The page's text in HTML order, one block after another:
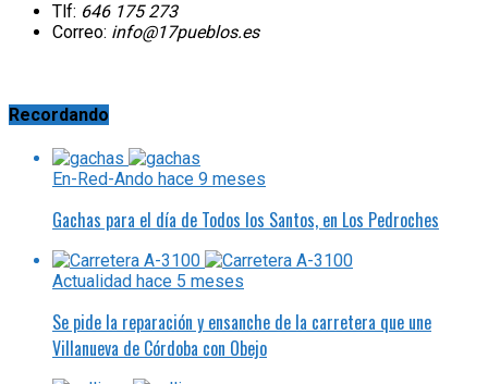
Tlf: 646 175 273
Correo: info@17pueblos.es
Recordando
En-Red-Ando hace 9 meses
Gachas para el día de Todos los Santos, en Los Pedroches
Actualidad hace 5 meses
Se pide la reparación y ensanche de la carretera que une
Villanueva de Córdoba con Obejo